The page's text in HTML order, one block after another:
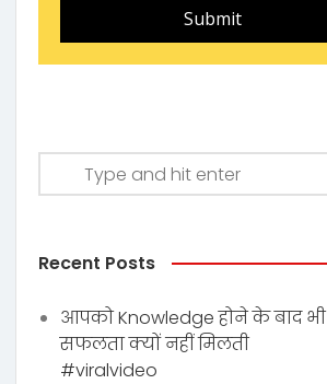
Submit
Recent Posts
आपको Knowledge होने के बाद भी
सफलता क्यों नहीं मिलती
#viralvideo